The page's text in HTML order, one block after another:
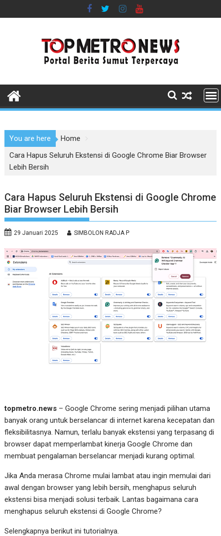
to
You are here
Home
Cara Hapus Seluruh Ekstensi di Google Chrome Biar Browser
Lebih Bersih
Cara Hapus Seluruh Ekstensi di Google Chrome
Biar Browser Lebih Bersih
29 Januari 2025 SIMBOLON RADJA P
topmetro.news – Google Chrome sering menjadi pilihan utama
banyak orang untuk berselancar di internet karena kecepatan dan
fleksibilitasnya. Namun, terlalu banyak ekstensi yang terpasang di
browser dapat memperlambat kinerja Google Chrome dan
membuat pengalaman berselancar menjadi kurang optimal.
Jika Anda merasa Chrome mulai lambat atau ingin memulai dari
awal dengan browser yang lebih bersih, menghapus seluruh
ekstensi bisa menjadi solusi terbaik. Lantas bagaimana cara
menghapus seluruh ekstensi di Google Chrome?
Selengkapnya berikut ini tutorialnya.